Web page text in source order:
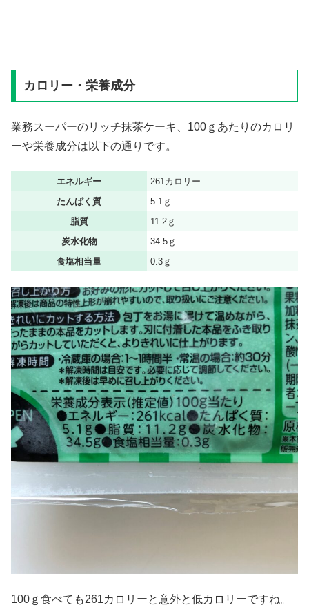
カロリー・栄養成分
業務スーパーのリッチ抹茶ケーキ、100ｇあたりのカロリ
ーや栄養成分は以下の通りです。
エネルギー
261カロリー
たんぱく質
5.1ｇ
脂質
11.2ｇ
炭水化物
34.5ｇ
食塩相当量
0.3ｇ
100ｇ食べても261カロリーと意外と低カロリーですね。